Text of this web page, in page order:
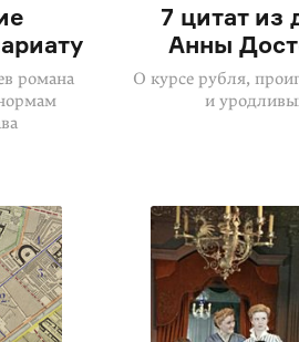
романа
7 цитат из
Анны
О курсе рубля,
и